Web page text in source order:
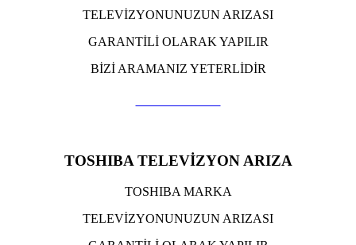
TELEVİZYONUNUZUN ARIZASI
GARANTİLİ OLARAK YAPILIR
BİZİ ARAMANIZ YETERLİDİR
TOSHIBA TELEVİZYON ARIZA
TOSHIBA MARKA
TELEVİZYONUNUZUN ARIZASI